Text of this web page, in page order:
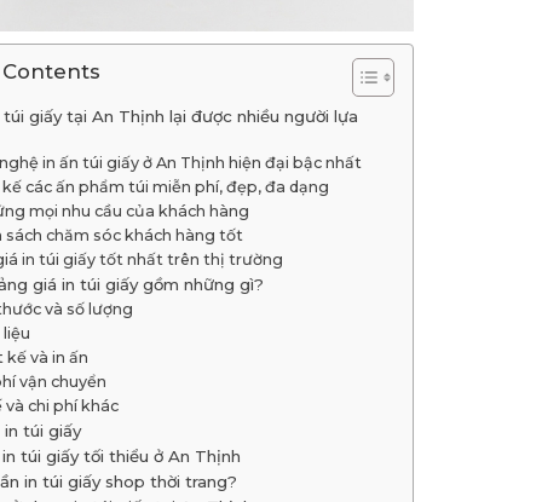
giấy tại An Thịnh lại được nhiều người lựa
in ấn túi giấy ở An Thịnh hiện đại bậc nhất
các ấn phẩm túi miễn phí, đẹp, đa dạng
mọi nhu cầu của khách hàng
sách chăm sóc khách hàng tốt
in túi giấy tốt nhất trên thị trường
giá in túi giấy gồm những gì?
và số lượng
kế và in ấn
vận chuyển
và chi phí khác
in túi giấy
túi giấy tối thiểu ở An Thịnh
in túi giấy shop thời trang?